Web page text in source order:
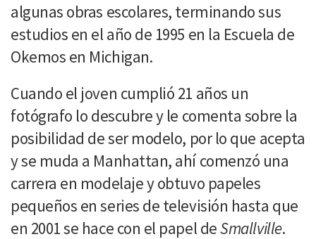
algunas obras escolares, terminando sus
estudios en el año de 1995 en la Escuela de
Okemos en Michigan.
Cuando el joven cumplió 21 años un
fotógrafo lo descubre y le comenta sobre la
posibilidad de ser modelo, por lo que acepta
y se muda a Manhattan, ahí comenzó una
carrera en modelaje y obtuvo papeles
pequeños en series de televisión hasta que
en 2001 se hace con el papel deSmallville.